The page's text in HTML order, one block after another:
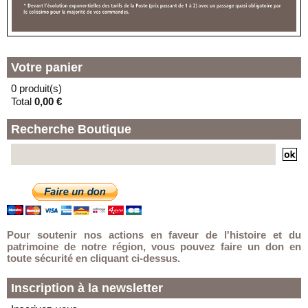
(G) - LOCKER LA LAVERIE
11 PLACE DE LA SOLIDARITE
Votre panier
0 produit(s)
Total 0,00 €
Recherche Boutique
Pour soutenir nos actions en faveur de l'histoire et du
patrimoine de notre région, vous pouvez faire un don en
toute sécurité en cliquant ci-dessus.
Inscription à la newsletter